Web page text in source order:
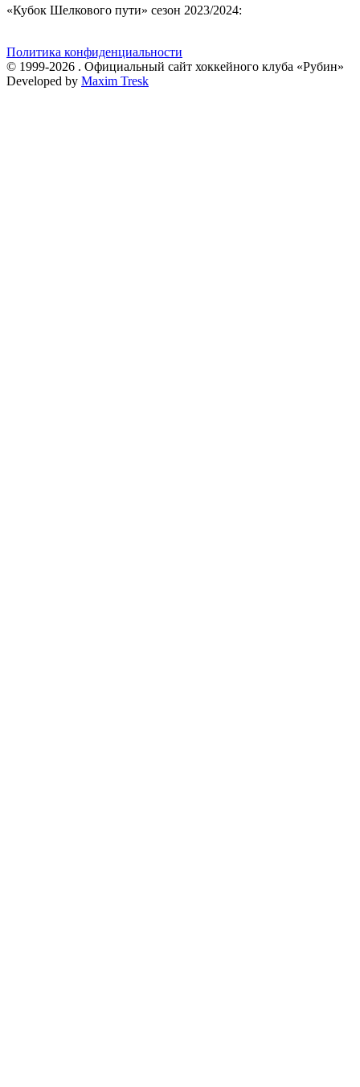
«Кубок Шелкового пути» сезон 2023/2024:
Политика конфиденциальности
© 1999-2026 . Официальный сайт хоккейного клуба «Рубин»
Developed by Maxim Tresk